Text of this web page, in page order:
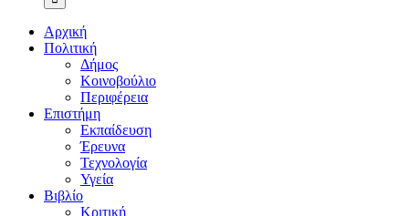
Αρχική
Πολιτική
Δήμος
Κοινοβούλιο
Περιφέρεια
Επιστήμη
Εκπαίδευση
Έρευνα
Τεχνολογία
Υγεία
Βιβλίο
Κριτική